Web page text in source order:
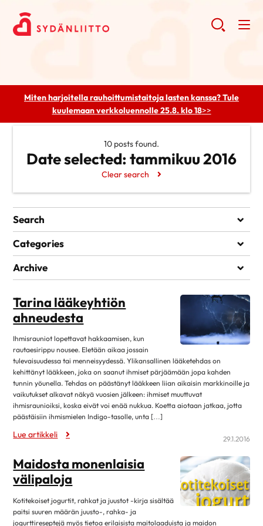
Miten harjoitella rauhoittumistaitoja lasten kanssa? Tule
kuulemaanverkkoluennolle 25.8. klo 18>>
10 posts found.
Date selected: tammikuu 2016
Clear search
Search
Categories
Elämää sairauden kanssa
Kuntoutuminen
Lääkehoito
Läheiset ja perhe
Matkustaminen
Omahoito ja seuranta
Palveluita sairastuneelle
Sairastuneen liikunta
Seksuaalisuus
Vertaistuki
Elvytys
Koronakysymykset
Kulttuuri
Archive
kesäkuu 2026
toukokuu 2026 1
huhtikuu 2026 7
maaliskuu 2026
helmikuu 2026
tammikuu 2026
joulukuu 2025
lokakuu 2025
kesäkuu 2025 4
toukokuu 2025 2
huhtikuu 2025 11
Tarina lääkeyhtiön
ahneudesta
Ihmisrauniot lopettavat hakkaamisen, kun
rautaesirippu nousee. Eletään aikaa jossain
tulevaisuudessa tai menneisyydessä. Ylikansallinen lääketehdas on
kehittänyt lääkkeen, joka on saanut ihmiset pärjäämään jopa kahden
tunnin yöunella. Tehdas on päästänyt lääkkeen liian aikaisin markkinoille ja
vaikutukset alkavat näkyä vuosien jälkeen: ihmiset muuttuvat
ihmisraunioiksi, koska eivät voi enää nukkua. Koetta aiotaan jatkaa, jotta
päästäisiin ihmismielen Indigo-tasolle, unta […]
Lue artikkeli 29.1.2016
Maidosta monenlaisia
välipaloja
Kotitekoiset jogurtit, rahkat ja juustot -kirja sisältää
paitsi suuren määrän juusto-, rahka- ja
jogurttireseptejä myös tietoa erilaisista maitolaaduista ja maidon